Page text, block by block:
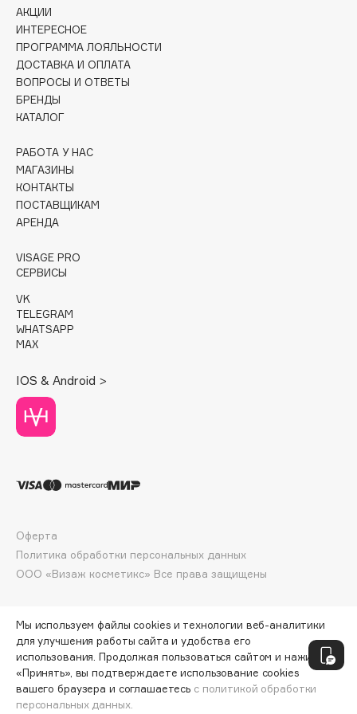
Collagenina
Consly
Corimo
CosRX
Cottolina
Crescina
Curaprox
D
d'Alba
DABO
DARLING*
Darphin
Davines
Dior
Divage
Dolomit
Dr. Vranjes Firenze
Dr.Althea
DSD de Luxe
Dyson
СООБЩИТЬ О ПОСТУПЛЕНИИ
АКЦИИ
ИНТЕРЕСНОЕ
ПРОГРАММА ЛОЯЛЬНОСТИ
ДОСТАВКА И ОПЛАТА
ВОПРОСЫ И ОТВЕТЫ
БРЕНДЫ
КАТАЛОГ
РАБОТА У НАС
МАГАЗИНЫ
КОНТАКТЫ
ПОСТАВЩИКАМ
АРЕНДА
VISAGE PRO
СЕРВИСЫ
VK
TELEGRAM
WHATSAPP
MAX
IOS & Android >
ООО «Визаж косметикс» Все права защищены
Оферта
Политика обработки персональных данных
Мы используем файлы cookies и технологии веб-аналитики
для улучшения работы сайта и удобства его
использования. Продолжая пользоваться сайтом и нажимая
«Принять», вы подтверждаете использование cookies
вашего браузера и соглашаетесь с политикой обработки
персональных данных.